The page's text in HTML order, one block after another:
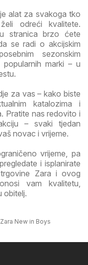
alat za svakoga tko
odreći kvalitete.
stranica brzo ćete
se radi o akcijskim
sezonskim
popularnih marki – u
za vas – kako biste
katalozima i
Pratite nas redovito i
– svaki tjedan
novac i vrijeme.
vrijeme, pa
i isplanirate
Zara i ovog
vam kvalitetu,
obitelj.
Zara New in Boys